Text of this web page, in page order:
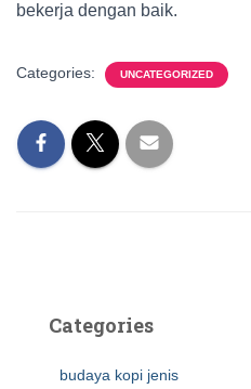
bekerja dengan baik.
Categories: UNCATEGORIZED
Categories
budaya kopi jenis